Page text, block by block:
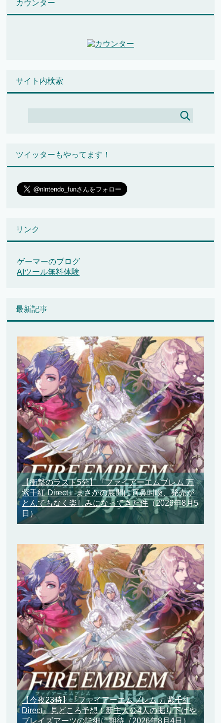
カウンター
サイト内検索
ツイッターもやってます！
リンク
ゲーマーのブログ
AIツール無料体験
最新記事
【衝撃のラスト5分】『ファイアーエムブレム 万
紫千紅 Direct』まさかの展開に阿鼻叫喚、発売が
とんでもなく楽しみになってきた件（2026年8月5
日）
【今夜23時】『ファイアーエムブレム 万紫千紅
Direct』見どころ予想！新主人公4人の掘り下げや
ブレイズアーツの詳細に期待 （2026年8月4日）